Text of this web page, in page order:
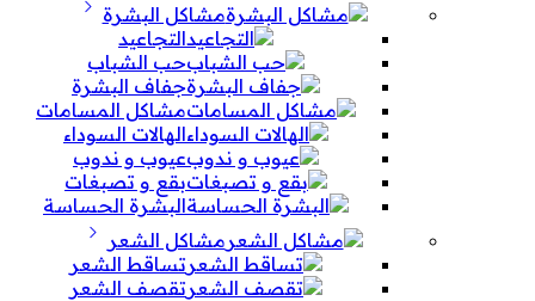
مشاكل البشرة
التجاعيد
حب الشباب
جفاف البشرة
مشاكل المسامات
الهالات السوداء
عيوب و ندوب
بقع و تصبغات
البشرة الحساسة
مشاكل الشعر
تساقط الشعر
تقصف الشعر